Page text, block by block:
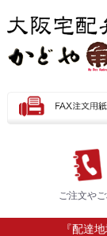
ご注文や
『配達